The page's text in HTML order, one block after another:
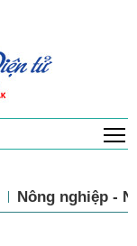
Nông nghiệp -